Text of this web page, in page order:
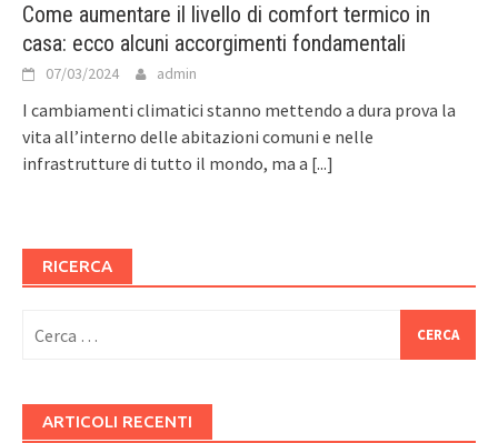
Come aumentare il livello di comfort termico in
casa: ecco alcuni accorgimenti fondamentali
07/03/2024 admin
I cambiamenti climatici stanno mettendo a dura prova la
vita all’interno delle abitazioni comuni e nelle
infrastrutture di tutto il mondo, ma a [...]
RICERCA
per:
ARTICOLI RECENTI